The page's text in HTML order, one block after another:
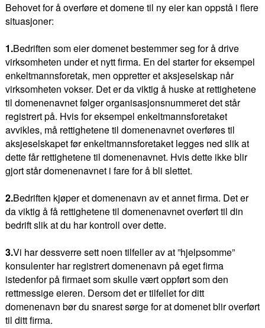
Behovet for å overføre et domene til ny eier kan oppstå i flere
situasjoner:
1.Bedriften som eier domenet bestemmer seg for å drive
virksomheten under et nytt firma. En del starter for eksempel
enkeltmannsforetak, men oppretter et aksjeselskap når
virksomheten vokser. Det er da viktig å huske at rettighetene
til domenenavnet følger organisasjonsnummeret det står
registrert på. Hvis for eksempel enkeltmannsforetaket
avvikles, må rettighetene til domenenavnet overføres til
aksjeselskapet før enkeltmannsforetaket legges ned slik at
dette får rettighetene til domenenavnet. Hvis dette ikke blir
gjort står domenenavnet i fare for å bli slettet.
2.Bedriften kjøper et domenenavn av et annet firma. Det er
da viktig å få rettighetene til domenenavnet overført til din
bedrift slik at du har kontroll over dette.
3.Vi har dessverre sett noen tilfeller av at ”hjelpsomme”
konsulenter har registrert domenenavn på eget firma
istedenfor på firmaet som skulle vært oppført som den
rettmessige eieren. Dersom det er tilfellet for ditt
domenenavn bør du snarest sørge for at domenet blir overført
til ditt firma.